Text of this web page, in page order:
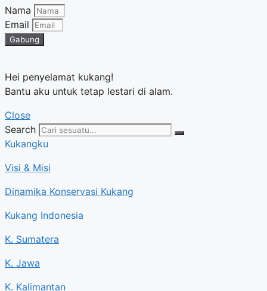
Nama
Email
Gabung
Hei penyelamat kukang!
Bantu aku untuk tetap lestari di alam.
Close
Search
Kukangku
Visi & Misi
Dinamika Konservasi Kukang
Kukang Indonesia
K. Sumatera
K. Jawa
K. Kalimantan